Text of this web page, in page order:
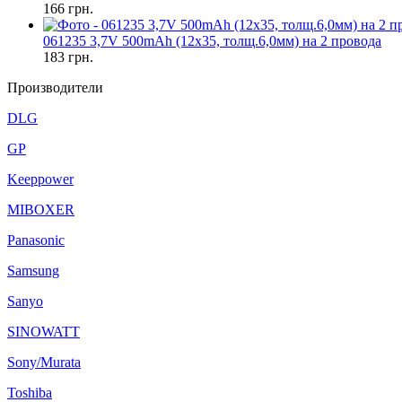
166 грн.
061235 3,7V 500mAh (12x35, толщ.6,0мм) на 2 провода
183 грн.
Производители
DLG
GP
Keeppower
MIBOXER
Panasonic
Samsung
Sanyo
SINOWATT
Sony/Murata
Toshiba